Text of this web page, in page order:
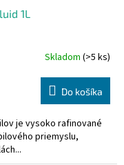
1L
Skladom(>5 ks)
Do košíka
je vysoko rafinované
priemyslu,